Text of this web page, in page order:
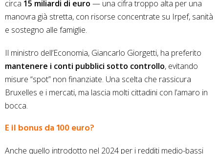
circa 15 miliardi di euro — una cifra troppo alta per una
manovra già stretta, con risorse concentrate su Irpef, sanità
e sostegno alle famiglie.
Il ministro dell’Economia, Giancarlo Giorgetti, ha preferito
mantenere i conti pubblici sotto controllo, evitando
misure “spot” non finanziate. Una scelta che rassicura
Bruxelles e i mercati, ma lascia molti cittadini con l’amaro in
bocca.
E il bonus da 100 euro?
Anche quello introdotto nel 2024 per i redditi medio-bassi